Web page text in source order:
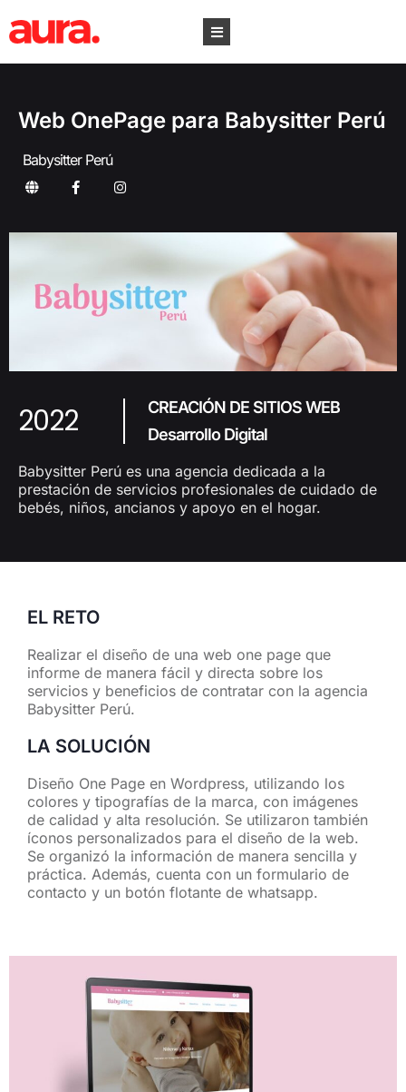
Web OnePage para Babysitter Perú
Babysitter Perú
2022
CREACIÓN DE SITIOS WEB
Desarrollo Digital
Babysitter Perú es una agencia dedicada a la
prestación de servicios profesionales de cuidado de
bebés, niños, ancianos y apoyo en el hogar.
EL RETO
Realizar el diseño de una web one page que
informe de manera fácil y directa sobre los
servicios y beneficios de contratar con la agencia
Babysitter Perú.
LA SOLUCIÓN
Diseño One Page en Wordpress, utilizando los
colores y tipografías de la marca, con imágenes
de calidad y alta resolución. Se utilizaron también
íconos personalizados para el diseño de la web.
Se organizó la información de manera sencilla y
práctica. Además, cuenta con un formulario de
contacto y un botón flotante de whatsapp.